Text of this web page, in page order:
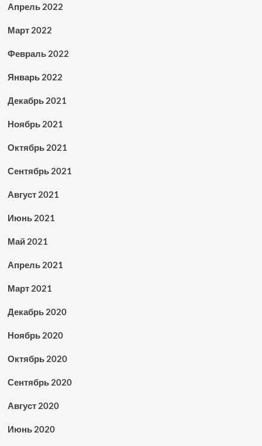
Апрель 2022
Март 2022
Февраль 2022
Январь 2022
Декабрь 2021
Ноябрь 2021
Октябрь 2021
Сентябрь 2021
Август 2021
Июнь 2021
Май 2021
Апрель 2021
Март 2021
Декабрь 2020
Ноябрь 2020
Октябрь 2020
Сентябрь 2020
Август 2020
Июнь 2020